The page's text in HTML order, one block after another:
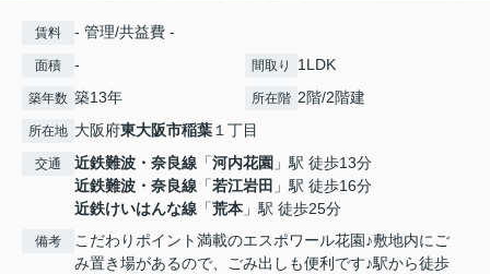
賃料 - 管理/共益費 -
面積 - 間取り 1LDK
築年数 築13年 所在階 2階/2階建
所在地 大阪府東大阪市稲葉１丁目
交通 近鉄難波・奈良線 「河内花園 」駅 徒歩13分
近鉄難波・奈良線 「若江岩田 」駅 徒歩16分
近鉄けいはんな線 「荒本 」駅 徒歩25分
備考
こだわりポイント満載のエスポワール花園♪敷地内にご
み置き場があるので、ごみ出しも便利です♪駅から徒歩